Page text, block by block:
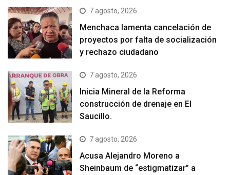
7 agosto, 2026
Menchaca lamenta cancelación de
proyectos por falta de socialización
y rechazo ciudadano
7 agosto, 2026
Inicia Mineral de la Reforma
construcción de drenaje en El
Saucillo.
7 agosto, 2026
Acusa Alejandro Moreno a
Sheinbaum de “estigmatizar” a